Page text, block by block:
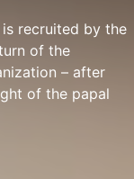
recruited by the
of the
– after
of the papal